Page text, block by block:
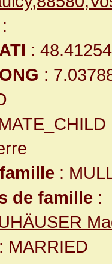
:
:
:
:
de famille :
: MARRIED